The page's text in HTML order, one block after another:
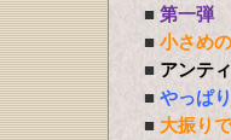
■ 第一弾
■ 小さめ
■ アンテ
■ やっぱ
■ 大振り